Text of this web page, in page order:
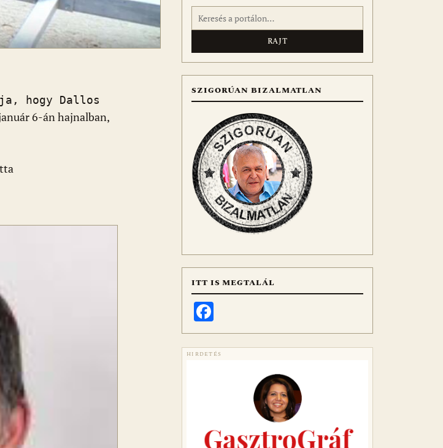
hogy Dallos
6-án hajnalban,
Keresés:
SZIGORÚAN BIZALMATLAN
ITT IS MEGTALÁL
HIRDETÉS